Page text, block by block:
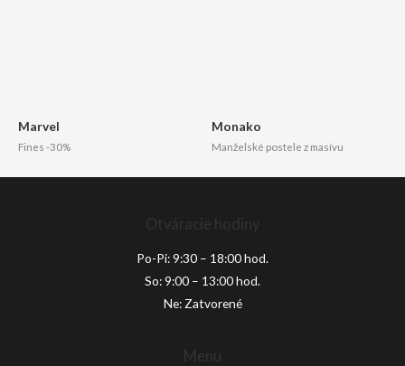
Marvel
Fines -30%
Monako
Manželské postele z masívu
Otváracie hodiny
Po-Pi: 9:30 – 18:00 hod.
So: 9:00 – 13:00 hod.
Ne: Zatvorené
Menu